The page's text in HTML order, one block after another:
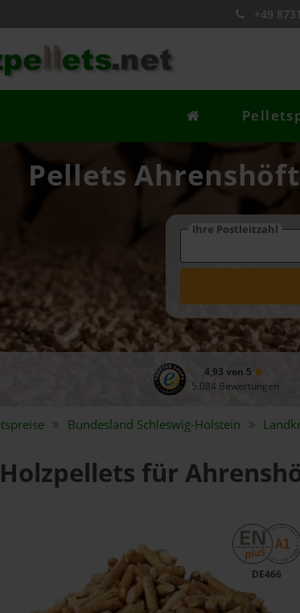
+49
Pellets
Ihre Postleitzahl
4,93 von 5
5.084 Bewertungen
Bundesland Schleswig-Holstein
für
DE466